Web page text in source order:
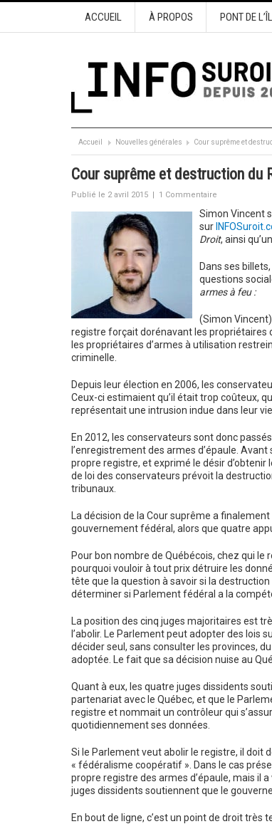
ACCUEIL À PROPOS PONT DE
Accueil Nouvelles générales Cour suprême et
Cour suprême et destruction du
Publié le 2 avril 2015 | 1 Commentaire
Simon Vincent
sur
Droit, ainsi
Dans ses
questions
armes à feu :
(Simon
registre forçait dorénavant les propriétaires
les propriétaires d’armes à utilisation
criminelle.
Depuis leur élection en 2006, les
Ceux-ci estimaient qu’il était trop coûteux,
représentait une intrusion indue dans leur vie
En 2012, les conservateurs sont donc
l’enregistrement des armes d’épaule.
propre registre, et exprimé le désir
de loi des conservateurs prévoit la
tribunaux.
La décision de la Cour suprême a
gouvernement fédéral, alors que quatre
Pour bon nombre de Québécois, chez qui le
pourquoi vouloir à tout prix détruire les
tête que la question à savoir si la
déterminer si Parlement fédéral a la
La position des cinq juges majoritaires est
l’abolir. Le Parlement peut adopter des lois
décider seul, sans consulter les provinces,
adoptée. Le fait que sa décision nuise au
Quant à eux, les quatre juges dissidents
partenariat avec le Québec, et que le
registre et nommait un contrôleur qui
quotidiennement ses données.
Si le Parlement veut abolir le registre, il doit
« fédéralisme coopératif ». Dans le cas
propre registre des armes d’épaule, mais il
juges dissidents soutiennent que le
En bout de ligne, c’est un point de droit